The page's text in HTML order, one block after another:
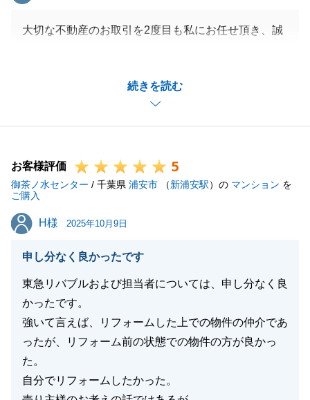
続きを読む
大切な不動産のお取引を2度目も私にお任せ頂き、誠
是非、今後とも不動産に関するお困り事がございまし
たら、お申し付け下さいませ。
お客様評価 5
御茶ノ水センター / 千葉県 浦安市 （新浦安駅）の マンション を
ご購入
H様
H様 2025年10月9日
申し分なく良かったです
東急リバブルおよび担当者については、申し分なく良
かったです。
強いて言えば、リフォームした上での物件の仲介であ
ったが、リフォーム前の状態での物件の方が良かっ
た。
自分でリフォームしたかった。